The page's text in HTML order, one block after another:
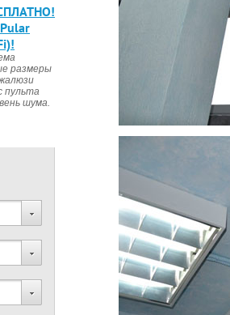
размеры
пульта
шума.